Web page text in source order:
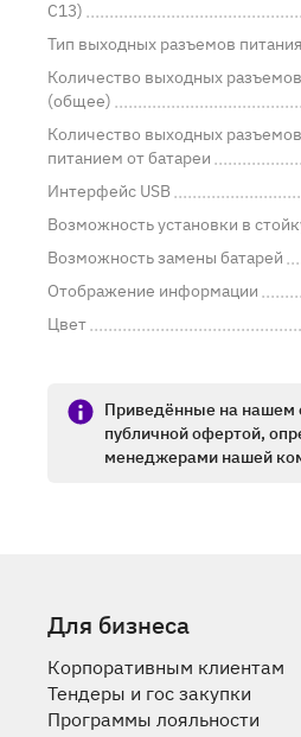
C13)
Тип выходных разъемов питания
Количество выходных
(общее)
Количество выходных
питанием от батареи
Интерфейс USB
Возможность установки в
Возможность замены батарей
Отображение информации
Цвет
Приведённые на нашем
публичной офертой,
менеджерами нашей
Для бизнеса
Корпоративным клиентам
Тендеры и гос закупки
Программы лояльности